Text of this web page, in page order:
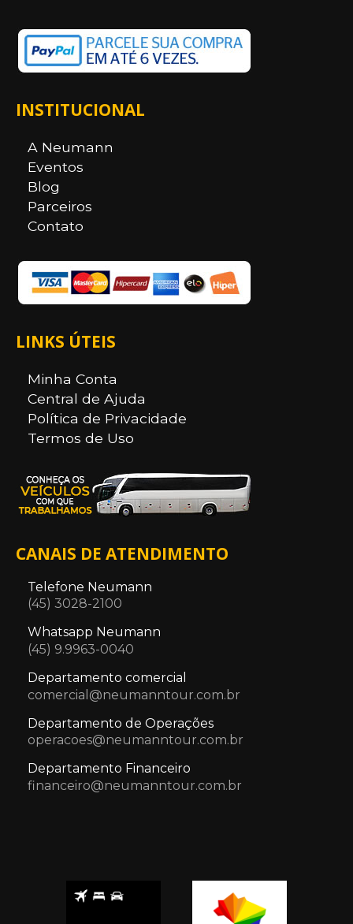
INSTITUCIONAL
A Neumann
Eventos
Blog
Parceiros
Contato
LINKS ÚTEIS
Minha Conta
Central de Ajuda
Política de Privacidade
Termos de Uso
CANAIS DE ATENDIMENTO
Telefone Neumann
(45) 3028-2100
Whatsapp Neumann
(45) 9.9963-0040
Departamento comercial
comercial@neumanntour.com.br
Departamento de Operações
operacoes@neumanntour.com.br
Departamento Financeiro
financeiro@neumanntour.com.br